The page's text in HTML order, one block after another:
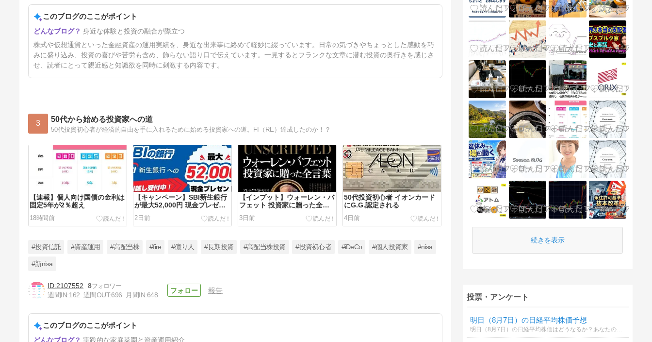
3連休の予定
21日前
このブログのここがポイント
身近な体験と投資の融合が際立つ
株式や仮想通貨といった金融資産の運用実績を、身近な出来事に絡めて軽妙に綴っています。日常の気づきやちょっとした感動を巧
みに盛り込み、投資の喜びや苦労も含め、飾らない語り口で伝えています。一見するとフランクな文章に潜む投資の奥行きを感じさ
せ、読者にとって親近感と知識欲を同時に刺激する内容です。
3 50代から始める投資家への道
50代投資初心者が経済的自由を手に入れるために始める投資家への道。FI（RE）達成したのか！？
【速報】個人向け国債の金利は
固定5年が2％超え
18時間前
【キャンペーン】SBI新生銀行
が最大52,000円 現金プレゼン
2日前
【インプット】ウォーレン・バ
フェット 投資家に贈った全言
3日前
50代投資初心者 イオンカード
にG.G.認定される
4日前
【番外編】家庭菜園2年目 夏野
菜シーズン終わりそう
#投資信託 #資産運用 #高配当株 #fire #億り人 #長期投資 #高配当株投資 #投資初心者 #iDeCo #個人投資家 #nisa
#新nisa
2107552
8
週間IN:162 週間OUT:696 月間IN:648
報告
このブログのここがポイント
実践的な家庭菜園と資産運用紹介
続きを表示
投票・アンケート
明日（8月7日）の日経平均株価予想